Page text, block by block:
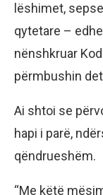
lëshimet,
qytetare –
nënshkruar
përmbushin
Ai shtoi se
hapi i parë,
qëndrueshëm.
“Me këtë